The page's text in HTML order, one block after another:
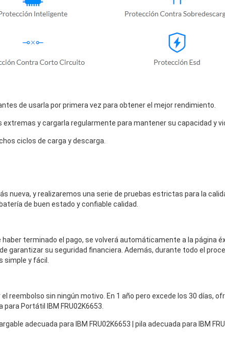
de usarla por primera vez para obtener el mejor rendimiento.
y cargarla regularmente para mantener su capacidad y
ciclos de carga y descarga.
nueva, y realizaremos una serie de pruebas estrictas para la
de buen estado y confiable calidad.
terminado el pago, se volverá automáticamente a la página
garantizar su seguridad financiera. Además, durante todo el
simple y fácil.
reembolso sin ningún motivo. En 1 año pero excede los 30 días,
Portátil IBM FRU02K6653.
adecuada para IBM FRU02K6653 | pila adecuada para IBM